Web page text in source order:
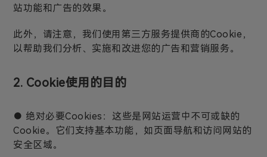
站功能和广告的效果。
此外，请注意，我们使用第三方服务提供商的Cookie，
以帮助我们分析、实施和改进您的广告和营销服务。
2. Cookie使用的目的
● 绝对必要Cookies：这些是网站运营中不可或缺的
Cookie。它们支持基本功能，如页面导航和访问网站的
安全区域。